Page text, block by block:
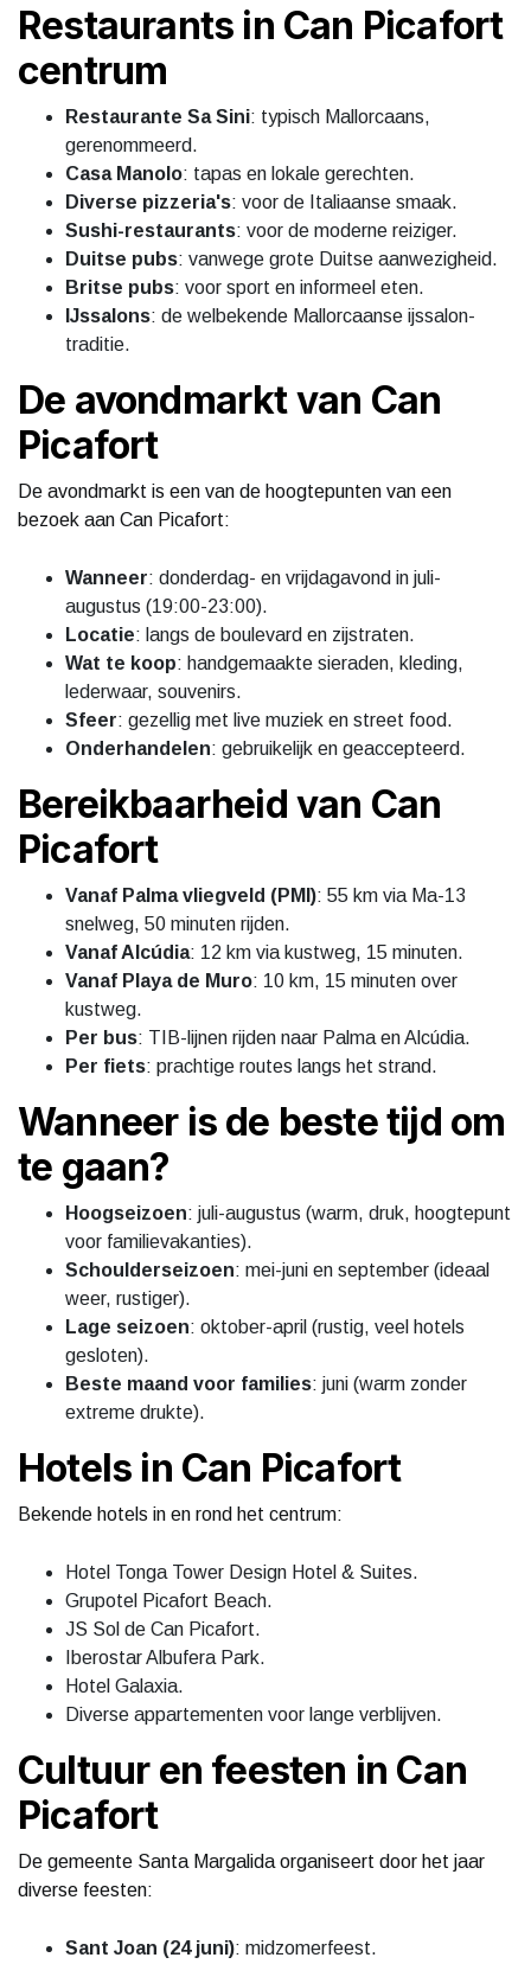
Restaurants in Can Picafort
centrum
Restaurante Sa Sini: typisch Mallorcaans,
gerenommeerd.
Casa Manolo: tapas en lokale gerechten.
Diverse pizzeria's: voor de Italiaanse smaak.
Sushi-restaurants: voor de moderne reiziger.
Duitse pubs: vanwege grote Duitse aanwezigheid.
Britse pubs: voor sport en informeel eten.
IJssalons: de welbekende Mallorcaanse ijssalon-
traditie.
De avondmarkt van Can
Picafort
De avondmarkt is een van de hoogtepunten van een
bezoek aan Can Picafort:
Wanneer: donderdag- en vrijdagavond in juli-
augustus (19:00-23:00).
Locatie: langs de boulevard en zijstraten.
Wat te koop: handgemaakte sieraden, kleding,
lederwaar, souvenirs.
Sfeer: gezellig met live muziek en street food.
Onderhandelen: gebruikelijk en geaccepteerd.
Bereikbaarheid van Can
Picafort
Vanaf Palma vliegveld (PMI): 55 km via Ma-13
snelweg, 50 minuten rijden.
Vanaf Alcúdia: 12 km via kustweg, 15 minuten.
Vanaf Playa de Muro: 10 km, 15 minuten over
kustweg.
Per bus: TIB-lijnen rijden naar Palma en Alcúdia.
Per fiets: prachtige routes langs het strand.
Wanneer is de beste tijd om
te gaan?
Hoogseizoen: juli-augustus (warm, druk, hoogtepunt
voor familievakanties).
Schoulderseizoen: mei-juni en september (ideaal
weer, rustiger).
Lage seizoen: oktober-april (rustig, veel hotels
gesloten).
Beste maand voor families: juni (warm zonder
extreme drukte).
Hotels in Can Picafort
Bekende hotels in en rond het centrum:
Hotel Tonga Tower Design Hotel & Suites.
Grupotel Picafort Beach.
JS Sol de Can Picafort.
Iberostar Albufera Park.
Hotel Galaxia.
Diverse appartementen voor lange verblijven.
Cultuur en feesten in Can
Picafort
De gemeente Santa Margalida organiseert door het jaar
diverse feesten:
Sant Joan (24 juni): midzomerfeest.